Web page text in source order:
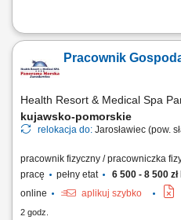
Zakres obowiązków: sprzątanie i
wykonywanie innych zadań
Pracownik
Health Resort & Medical Spa
kujawsko-pomorskie
relokacja do: Jarosławiec (pow.
pracownik fizyczny / pracowniczka
pracę
pełny etat 6 500 - 8 500 zł
online
aplikuj szybko
2 godz.